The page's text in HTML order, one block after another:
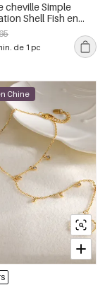
cheville Simple
Shell Fish en
étanche
de 1 pc
Chine